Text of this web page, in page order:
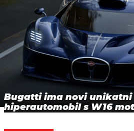
Bugatti ima novi unikatni
hiperautomobil s W16